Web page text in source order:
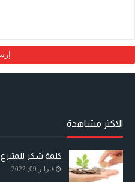
الاكثر مشاهدة
كلمة شكر للمتبرع
فبراير 09, 2022